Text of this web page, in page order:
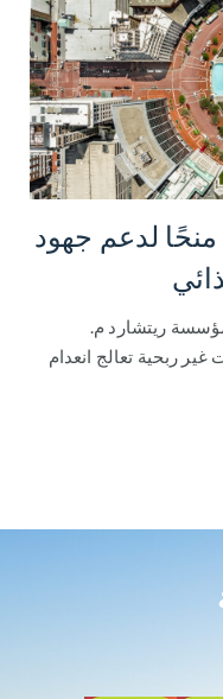
لدعم جهود
ريتشارد م.
منظمات غير ربحية تعالج انعدام